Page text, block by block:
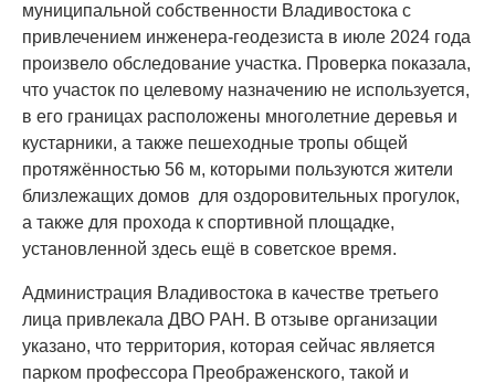
муниципальной собственности Владивостока с
привлечением инженера-геодезиста в июле 2024 года
произвело обследование участка. Проверка показала,
что участок по целевому назначению не используется,
в его границах расположены многолетние деревья и
кустарники, а также пешеходные тропы общей
протяжённостью 56 м, которыми пользуются жители
близлежащих домов для оздоровительных прогулок,
а также для прохода к спортивной площадке,
установленной здесь ещё в советское время.
Администрация Владивостока в качестве третьего
лица привлекала ДВО РАН. В отзыве организации
указано, что территория, которая сейчас является
парком профессора Преображенского, такой и